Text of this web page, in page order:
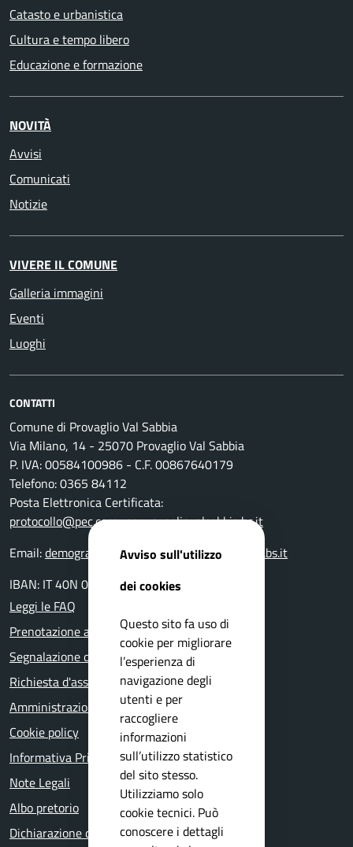
Catasto e urbanistica
Cultura e tempo libero
Educazione e formazione
NOVITÀ
Avvisi
Comunicati
Notizie
VIVERE IL COMUNE
Galleria immagini
Eventi
Luoghi
CONTATTI
Comune di Provaglio Val Sabbia
Via Milano, 14 - 25070 Provaglio Val Sabbia
P. IVA: 00584100986 - C.F. 00867640179
Telefono: 0365 84112
Posta Elettronica Certificata:
protocollo@pec.comune.provagliovalsabbia.bs.it
Email:demografici@comune.provagliovalsabbia.bs.it
IBAN: IT 40N 05116 55160 000000001400
Leggi le FAQ
Prenotazione appuntamento
Segnalazione disservizio
Richiesta d'assistenza
Amministrazione trasparente
Cookie policy
Informativa Privacy
Note Legali
Albo pretorio
Dichiarazione di accessibilità
Avviso sull'utilizzo
dei cookies
Questo sito fa uso di
cookie per migliorare
l’esperienza di
navigazione degli
utenti e per
raccogliere
informazioni
sull’utilizzo statistico
del sito stesso.
Utilizziamo solo
cookie tecnici. Può
conoscere i dettagli